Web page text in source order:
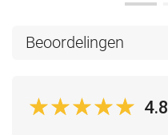
Beoordelingen
4.8